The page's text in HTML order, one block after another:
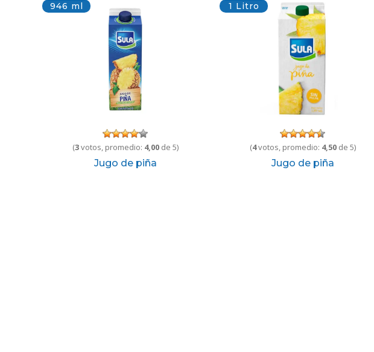
946 ml
(3votos, promedio: 4,00de 5)
Jugo de piña
1 Litro
(4votos, promedio: 4,50de 5)
Jugo de piña